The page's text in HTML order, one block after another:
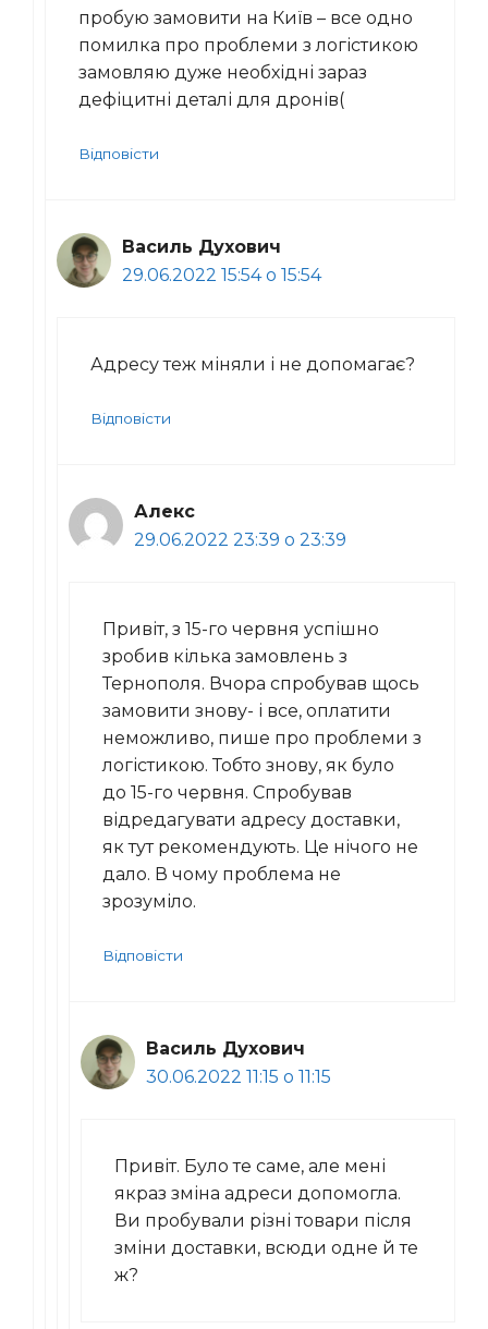
пробую замовити на Київ – все одно
помилка про проблеми з логістикою
замовляю дуже необхідні зараз
дефіцитні деталі для дронів(
Відповісти
Василь Духович
29.06.2022 15:54 о 15:54
Адресу теж міняли і не допомагає?
Відповісти
Алекс
29.06.2022 23:39 о 23:39
Привіт, з 15-го червня успішно
зробив кілька замовлень з
Тернополя. Вчора спробував щось
замовити знову- і все, оплатити
неможливо, пише про проблеми з
логістикою. Тобто знову, як було
до 15-го червня. Спробував
відредагувати адресу доставки,
як тут рекомендують. Це нічого не
дало. В чому проблема не
зрозуміло.
Відповісти
Василь Духович
30.06.2022 11:15 о 11:15
Привіт. Було те саме, але мені
якраз зміна адреси допомогла.
Ви пробували різні товари після
зміни доставки, всюди одне й те
ж?